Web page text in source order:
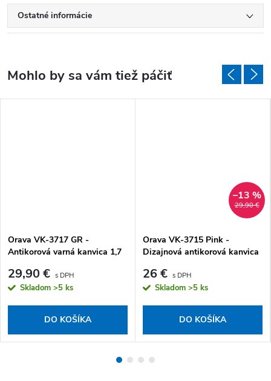
Ostatné informácie
Orava VK-3717 GR -
Antikorová varná kanvica 1,7
29,90 €
Skladom >5 ks
DO KOŠÍKA
29,90 €
–13 %
Orava VK-3715 Pink -
Dizajnová antikorová kanvica
26 €
Skladom >5 ks
DO KOŠÍKA